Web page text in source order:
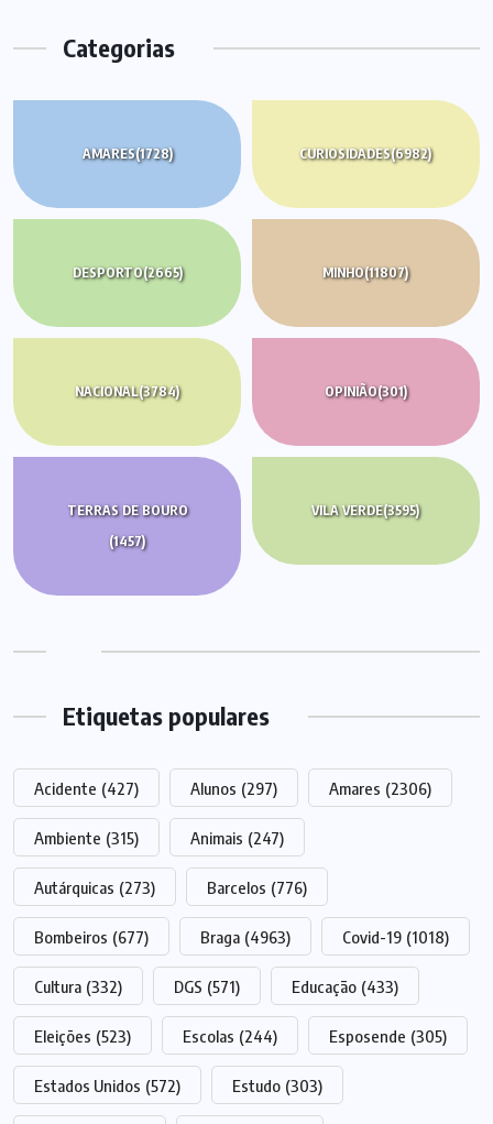
Categorias
AMARES(1728) CURIOSIDADES(6982)
DESPORTO(2665) MINHO(11807)
NACIONAL(3784) OPINIÃO(301)
TERRAS DE BOURO
(1457)
VILA VERDE(3595)
Etiquetas populares
Acidente (427) Alunos (297) Amares (2306)
Ambiente (315) Animais (247)
Autárquicas (273) Barcelos (776)
Bombeiros (677) Braga (4963) Covid-19 (1018)
Cultura (332) DGS (571) Educação (433)
Eleições (523) Escolas (244) Esposende (305)
Estados Unidos (572) Estudo (303)